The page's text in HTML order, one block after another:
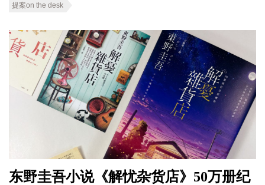
提案on the desk
东野圭吾小说《解忧杂货店》50万册纪